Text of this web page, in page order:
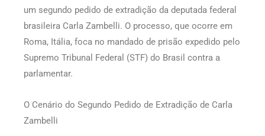
um segundo pedido de extradição da deputada federal
brasileira Carla Zambelli. O processo, que ocorre em
Roma, Itália, foca no mandado de prisão expedido pelo
Supremo Tribunal Federal (STF) do Brasil contra a
parlamentar.
O Cenário do Segundo Pedido de Extradição de Carla
Zambelli